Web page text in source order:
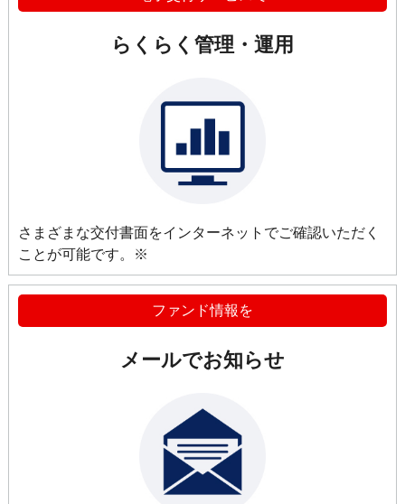
らくらく管理・運用
さまざまな交付書面をインターネットでご確認いただく
ことが可能です。※
ファンド情報を
メールでお知らせ